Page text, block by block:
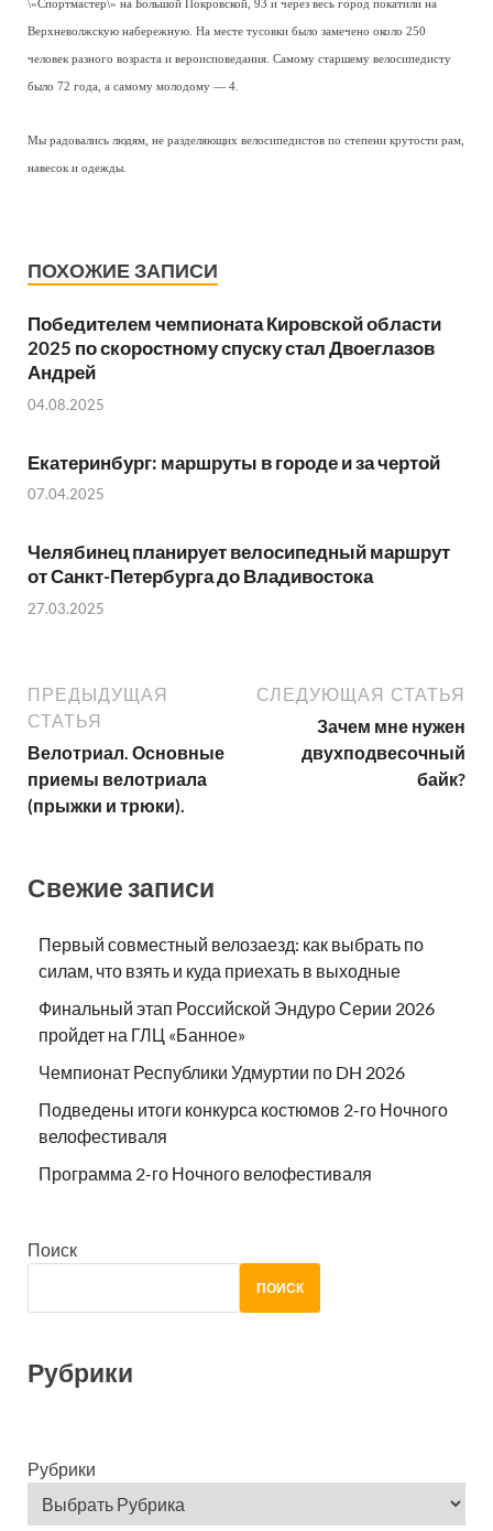
\»Спортмастер\» на Большой Покровской, 93 и через весь город покатили на
Верхневолжскую набережную. На месте тусовки было замечено около 250
человек разного возраста и вероисповедания. Самому старшему велосипедисту
было 72 года, а самому молодому — 4.
Мы радовались людям, не разделяющих велосипедистов по степени крутости рам,
навесок и одежды.
ПОХОЖИЕ ЗАПИСИ
Победителем чемпионата Кировской области
2025 по скоростному спуску стал Двоеглазов
Андрей
04.08.2025
Екатеринбург: маршруты в городе и за чертой
07.04.2025
Челябинец планирует велосипедный маршрут
от Санкт-Петербурга до Владивостока
27.03.2025
ПРЕДЫДУЩАЯ
СТАТЬЯ
Велотриал. Основные
приемы велотриала
(прыжки и трюки).
СЛЕДУЮЩАЯ СТАТЬЯ
Зачем мне нужен
двухподвесочный
байк?
Свежие записи
Первый совместный велозаезд: как выбрать по
силам, что взять и куда приехать в выходные
Финальный этап Российской Эндуро Серии 2026
пройдет на ГЛЦ «Банное»
Чемпионат Республики Удмуртии по DH 2026
Подведены итоги конкурса костюмов 2-го Ночного
велофестиваля
Программа 2-го Ночного велофестиваля
Поиск
ПОИСК
Рубрики
Рубрики